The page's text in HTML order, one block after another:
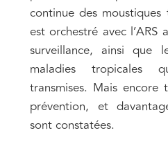
continue des
est orchestré avec
surveillance, ainsi que
maladies tropicales
transmises. Mais encore
prévention, et
sont constatées.